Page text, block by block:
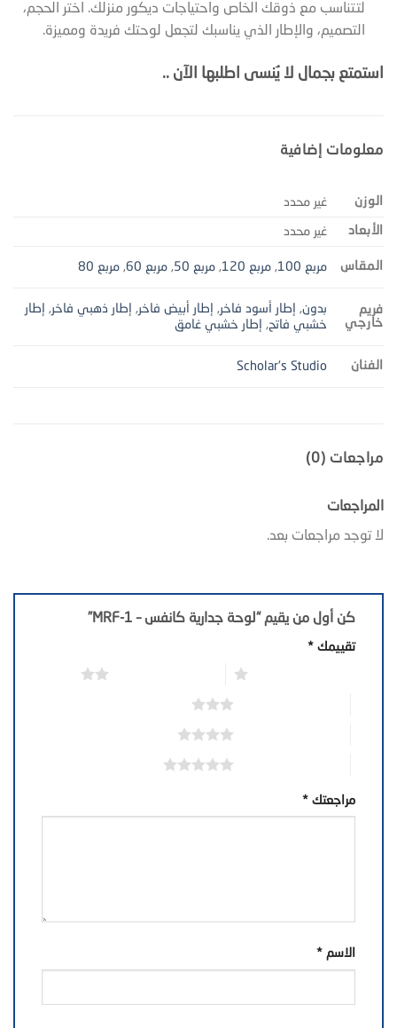
لتتناسب مع ذوقك الخاص واحتياجات ديكور منزلك. اختر الحجم،
التصميم، والإطار الذي يناسبك لتجعل لوحتك فريدة ومميزة.
استمتع بجمال لا يُنسى اطلبها الآن ..
معلومات إضافية
الوزن غير محدد
الأبعاد غير محدد
المقاس مربع 100 ,مربع 120 ,مربع 50 ,مربع 60 ,مربع 80
فريم
خارجي
بدون, إطار أسود فاخر, إطار أبيض فاخر, إطار ذهبي فاخر,
إطار
خشبي فاتح, إطار خشبي غامق
الفنان Scholar's Studio
مراجعات (0)
المراجعات
لا توجد مراجعات بعد.
كن أول من يقيم “لوحة جدارية كانفس – MRF-1”
تقييمك *
مراجعتك *
الاسم *